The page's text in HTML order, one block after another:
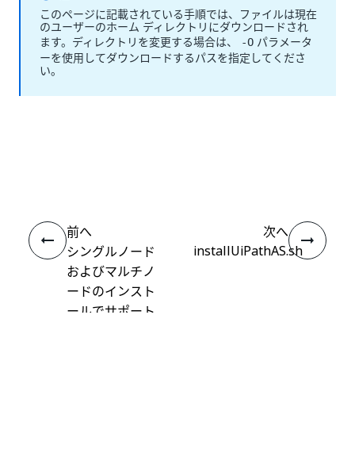
このページに記載されている手順では、ファイルは現在
のユーザーのホーム ディレクトリにダウンロードされ
ます。ディレクトリを変更する場合は、
-O パラメータ
ーを使用してダウンロードするパスを指定してくださ
い。
前へ
シングルノード
およびマルチノ
ードのインスト
ールでサポート
次へ
installUiPathAS.sh